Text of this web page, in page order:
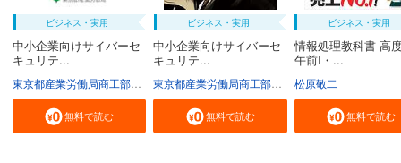
ビジネス・実用
中小企業向けサイバーセ
キュリテ...
無料で読む
ビジネス・実用
中小企業向けサイバーセ
キュリテ...
無料で読む
ビジネス・実用
情報処理教科書 高
午前I・...
松原敬二
無料で読む